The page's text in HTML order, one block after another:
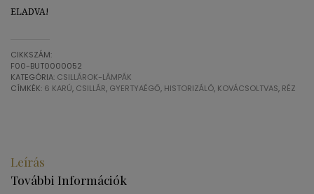
ELADVA!
CIKKSZÁM:
F00-BUT0000052
KATEGÓRIA: CSILLÁROK-LÁMPÁK
CÍMKÉK: 6 KARÚ, CSILLÁR, GYERTYAÉGŐ, HISTORIZÁLÓ, KOVÁCSOLTVAS, RÉZ
Leírás
További Információk